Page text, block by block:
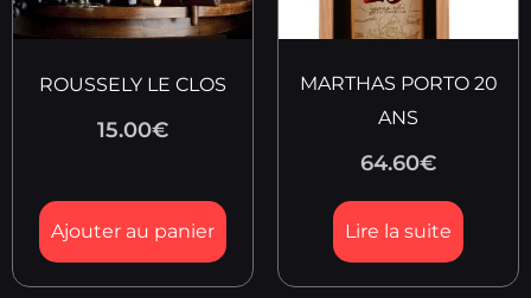
ROUSSELY LE CLOS
15.00€
Ajouter au panier
MARTHAS PORTO 20
ANS
64.60€
Lire la suite